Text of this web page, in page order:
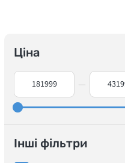
Ціна
Інші фільтри